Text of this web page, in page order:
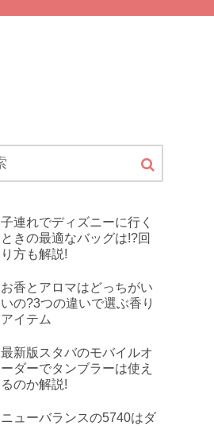
子連れでディズニーに行く
ときの最適なバッグは!?回
り方も解説!
お香とアロマはどっちがい
いの?3つの違いで選ぶ香り
アイテム
最新版スタバのモバイルオ
ーダーでタンブラーは使え
るのか解説!
ニューバランスの5740はダ